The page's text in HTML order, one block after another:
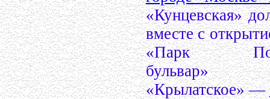
«Кунцевская»
вместе с
«Парк
«Крылатское» —